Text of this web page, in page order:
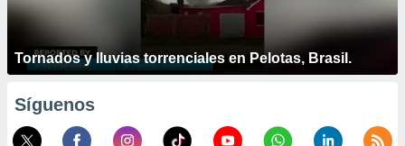
Tornados y lluvias torrenciales en Pelotas, Brasil.
Síguenos